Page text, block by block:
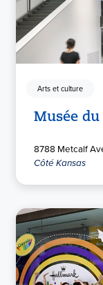
Arts et culture
Musée du
8788 Metcalf
Côté Kansas